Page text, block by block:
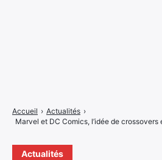
Actualités
Accueil › Actualités ›
Marvel et DC Comics, l’idée de